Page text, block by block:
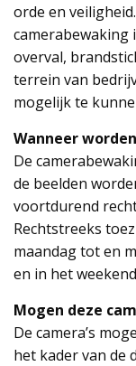
orde en
camerabewaking
overval,
terrein van
mogelijk te
Wanneer
De
de beelden
voortdurend
Rechtstreeks
maandag tot en
en in het
Mogen deze
De camera’s
het kader van de